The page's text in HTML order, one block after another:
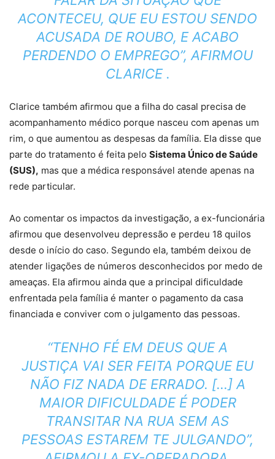
ACONTECEU, QUE EU ESTOU SENDO
ACUSADA DE ROUBO, E ACABO
PERDENDO O EMPREGO”, AFIRMOU
CLARICE .
Clarice também afirmou que a filha do casal precisa de
acompanhamento médico porque nasceu com apenas um
rim, o que aumentou as despesas da família. Ela disse que
parte do tratamento é feita pelo Sistema Único de Saúde
(SUS), mas que a médica responsável atende apenas na
rede particular.
Ao comentar os impactos da investigação, a ex-funcionária
afirmou que desenvolveu depressão e perdeu 18 quilos
desde o início do caso. Segundo ela, também deixou de
atender ligações de números desconhecidos por medo de
ameaças. Ela afirmou ainda que a principal dificuldade
enfrentada pela família é manter o pagamento da casa
financiada e conviver com o julgamento das pessoas.
“TENHO FÉ EM DEUS QUE A
JUSTIÇA VAI SER FEITA PORQUE EU
NÃO FIZ NADA DE ERRADO. […] A
MAIOR DIFICULDADE É PODER
TRANSITAR NA RUA SEM AS
PESSOAS ESTAREM TE JULGANDO”,